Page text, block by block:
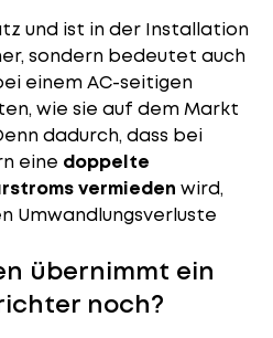
und ist in der Installation
sondern bedeutet auch
einem AC-seitigen
wie sie auf dem Markt
dadurch, dass bei
eine doppelte
vermieden wird,
Umwandlungsverluste
übernimmt ein
noch?